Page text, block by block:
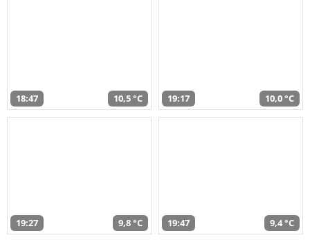
18:47 10,5 °C 19:17 10,0 °C
19:27 9,8 °C 19:47 9,4 °C